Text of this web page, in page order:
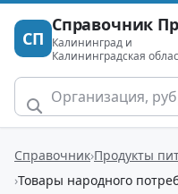
СП
Справочник
Калининград и
Калининградская
Справочник Продукты
Товары народного